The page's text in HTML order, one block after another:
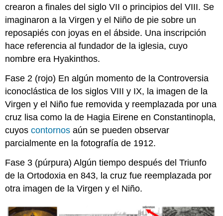
crearon a finales del siglo VII o principios del VIII. Se
imaginaron a la Virgen y el Niño de pie sobre un
reposapiés con joyas en el ábside. Una inscripción
hace referencia al fundador de la iglesia, cuyo
nombre era Hyakinthos.
Fase 2 (rojo) En algún momento de la Controversia
iconoclástica de los siglos VIII y IX, la imagen de la
Virgen y el Niño fue removida y reemplazada por una
cruz lisa como la de Hagia Eirene en Constantinopla,
cuyoscontornos aún se pueden observar
parcialmente en la fotografía de 1912.
Fase 3 (púrpura) Algún tiempo después del Triunfo
de la Ortodoxia en 843, la cruz fue reemplazada por
otra imagen de la Virgen y el Niño.